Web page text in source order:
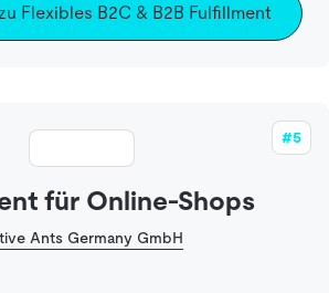
Flexibles B2C & B2B Fulfillment
#5
für Online-Shops
Ants Germany GmbH